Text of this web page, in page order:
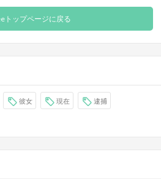
トップページに戻る
彼女 現在 逮捕